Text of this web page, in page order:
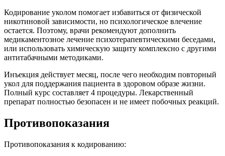
Кодирование уколом помогает избавиться от физической
никотиновой зависимости, но психологическое влечение
остается. Поэтому, врачи рекомендуют дополнить
медикаментозное лечение психотерапевтическими беседами,
или использовать химическую защиту комплексно с другими
антитабачными методиками.
Инъекция действует месяц, после чего необходим повторный
укол для поддержания пациента в здоровом образе жизни.
Полный курс составляет 4 процедуры. Лекарственный
препарат полностью безопасен и не имеет побочных реакций.
Противопоказания
Противопоказания к кодированию: